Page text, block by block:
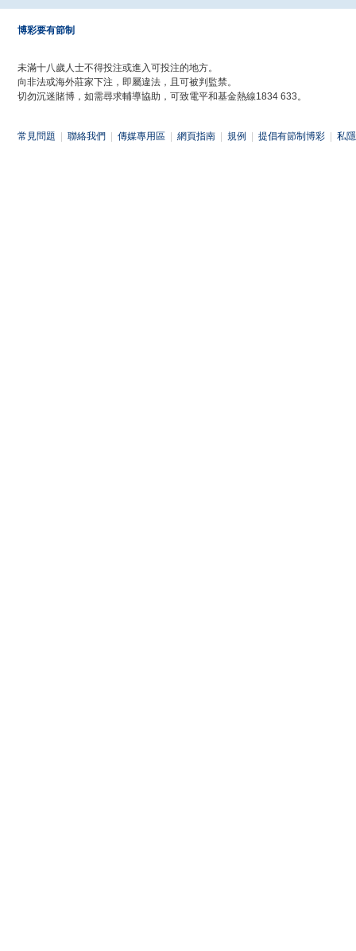
博彩要有節制
未滿十八歲人士不得投注或進入可投注的地方。
向非法或海外莊家下注，即屬違法，且可被判監禁。
切勿沉迷賭博，如需尋求輔導協助，可致電平和基金熱線1834 633。
常見問題 聯絡我們 傳媒專用區 網頁指南 規例 提倡有節制博彩 私